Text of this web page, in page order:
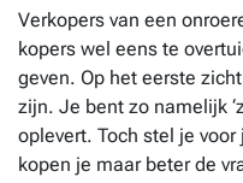
Verkopers van een
kopers wel eens te
geven. Op het eerste
zijn. Je bent zo namelijk
oplevert. Toch stel je
kopen je maar beter de